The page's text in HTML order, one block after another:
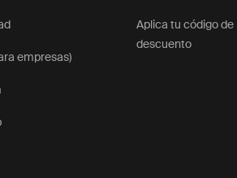
empresas)
Aplica tu código de
descuento